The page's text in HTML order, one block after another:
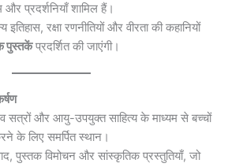
प्रदर्शनियाँ शामिल हैं।
इतिहास, रक्षा रणनीतियों और वीरता की कहानियों
पुस्तकेंप्रदर्शित की जाएंगी।
सत्रों और आयु-उपयुक्त साहित्य के माध्यम से बच्चों
के लिए समर्पित स्थान।
पुस्तक विमोचन और सांस्कृतिक प्रस्तुतियाँ, जो